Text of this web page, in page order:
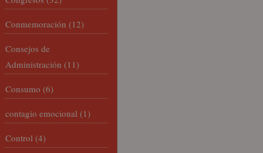
Conmemoración (12)
Consejos de
Administración (11)
Consumo (6)
contagio emocional (1)
Control (4)